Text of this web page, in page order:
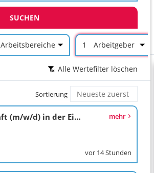
SUCHEN
Arbeitsbereiche 1 Arbeitgeber
Alle Wertefilter löschen
Sortierung
Studentische Hilfskraft (m/w/d) in der Eingliederungshilfe - Ambulant Betreutes Wohnen Bochum mehr
vor 14 Stunden